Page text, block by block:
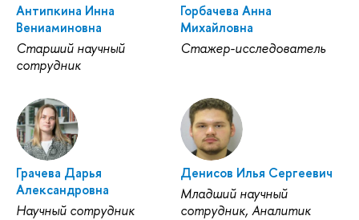
Антипкина Инна
Вениаминовна
Старший научный
сотрудник
Горбачева Анна
Михайловна
Стажер-исследователь
Грачева Дарья
Александровна
Научный сотрудник
Денисов Илья Сергеевич
Младший научный
сотрудник, Аналитик